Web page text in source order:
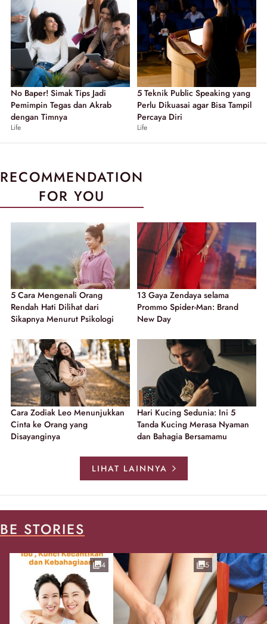
No Baper! Simak Tips Jadi
Pemimpin Tegas dan Akrab
dengan Timnya
Life
5 Teknik Public Speaking yang
Perlu Dikuasai agar Bisa Tampil
Percaya Diri
Life
RECOMMENDATION
FOR YOU
5 Cara Mengenali Orang
Rendah Hati Dilihat dari
Sikapnya Menurut Psikologi
13 Gaya Zendaya selama
Prommo Spider-Man: Brand
New Day
Cara Zodiak Leo Menunjukkan
Cinta ke Orang yang
Disayanginya
Hari Kucing Sedunia: Ini 5
Tanda Kucing Merasa Nyaman
dan Bahagia Bersamamu
LIHAT LAINNYA
BE STORIES
4 5